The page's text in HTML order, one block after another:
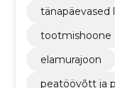
tänapäevased
tootmishoone
elamurajoon
peatöövõtt ja